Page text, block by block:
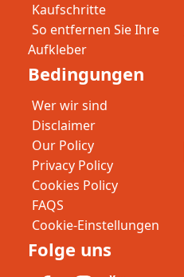
Kaufschritte
So entfernen Sie Ihre
Aufkleber
Bedingungen
Wer wir sind
Disclaimer
Our Policy
Privacy Policy
Cookies Policy
FAQS
Cookie-Einstellungen
Folge uns